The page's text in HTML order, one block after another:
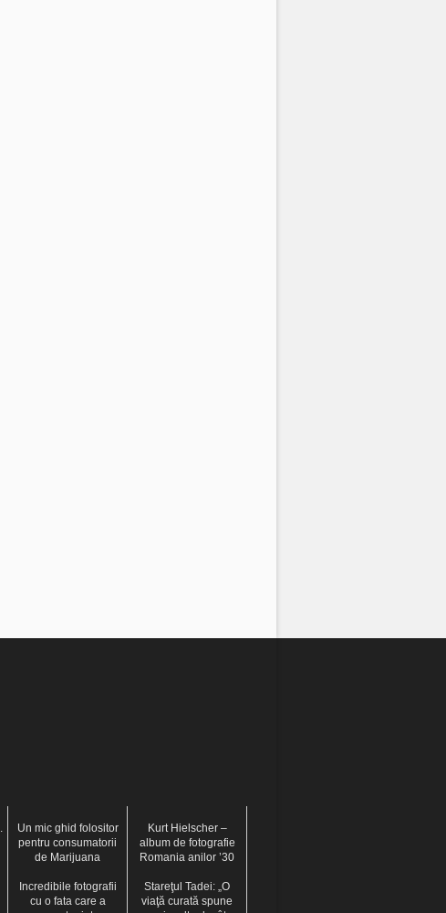
Un mic ghid folositor
pentru consumatorii
de Marijuana
Kurt Hielscher –
album de fotografie
Romania anilor ’30
Incredibile fotografii
cu o fata care a
Stareţul Tadei: „O
viaţă curată spune